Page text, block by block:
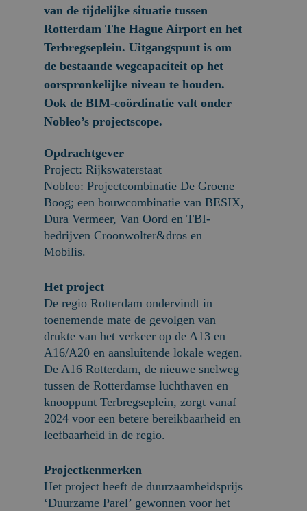
van de tijdelijke situatie tussen
Rotterdam The Hague Airport en het
Terbregseplein. Uitgangspunt is om
de bestaande wegcapaciteit op het
oorspronkelijke niveau te houden.
Ook de BIM-coördinatie valt onder
Nobleo’s projectscope.
Opdrachtgever
Project: Rijkswaterstaat
Nobleo: Projectcombinatie De Groene
Boog; een bouwcombinatie van BESIX,
Dura Vermeer, Van Oord en TBI-
bedrijven Croonwolter&dros en
Mobilis.
Het project
De regio Rotterdam ondervindt in
toenemende mate de gevolgen van
drukte van het verkeer op de A13 en
A16/A20 en aansluitende lokale wegen.
De A16 Rotterdam, de nieuwe snelweg
tussen de Rotterdamse luchthaven en
knooppunt Terbregseplein, zorgt vanaf
2024 voor een betere bereikbaarheid en
leefbaarheid in de regio.
Projectkenmerken
Het project heeft de duurzaamheidsprijs
‘Duurzame Parel’ gewonnen voor het